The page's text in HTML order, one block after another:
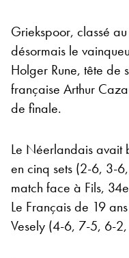
Griekspoor, classé
désormais le
Holger Rune, tête
française Arthur
de finale.
Le Néerlandais avait
en cinq sets (2-6, 3-
match face à Fils,
Le Français de 19
Vesely (4-6, 7-5, 6-